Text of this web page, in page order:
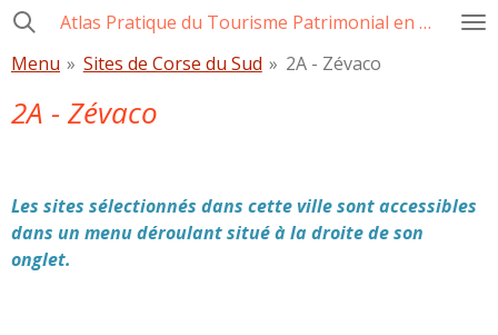
Passer
contenu
principal
Atlas Pratique du Tourisme Patrimonial en Corse
Menu » Sites de Corse du Sud » 2A - Zévaco
2A - Zévaco
Les sites sélectionnés dans cette ville sont accessibles
dans un menu déroulant situé à la droite de son
onglet.